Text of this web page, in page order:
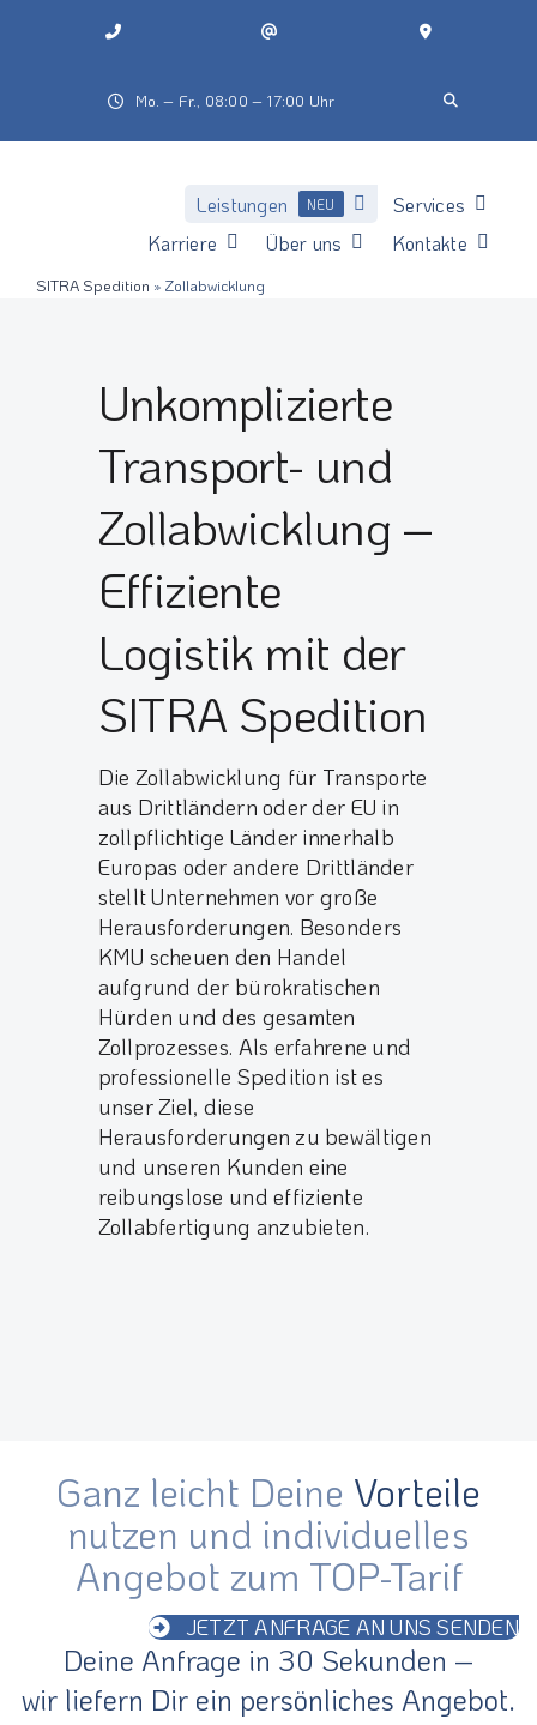
Mo. – Fr., 08:00 – 17:00 Uhr
Leistungen NEU
Services
Karriere
Über uns Kontakte
SITRA Spedition » Zollabwicklung
Unkomplizierte
Transport- und
Zollabwicklung –
Effiziente
Logistik mit der
SITRA Spedition
Die Zollabwicklung für Transporte
aus Drittländern oder der EU in
zollpflichtige Länder innerhalb
Europas oder andere Drittländer
stellt Unternehmen vor große
Herausforderungen. Besonders
KMU scheuen den Handel
aufgrund der bürokratischen
Hürden und des gesamten
Zollprozesses. Als erfahrene und
professionelle Spedition ist es
unser Ziel, diese
Herausforderungen zu bewältigen
und unseren Kunden eine
reibungslose und effiziente
Zollabfertigung anzubieten.
Ganz leicht Deine Vorteile
nutzen und individuelles
Angebot zum TOP-Tarif
JETZT ANFRAGE AN UNS SENDEN
Deine Anfrage in 30 Sekunden –
wir liefern Dir ein persönliches Angebot.